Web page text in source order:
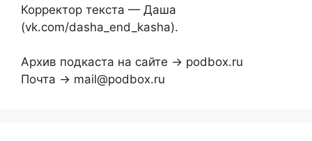
Корректор текста — Даша
(vk.com/dasha_end_kasha).
Архив подкаста на сайте → podbox.ru
Почта → mail@podbox.ru